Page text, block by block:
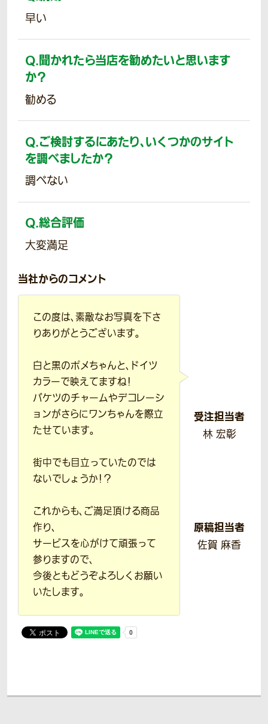
早い
Q.聞かれたら当店を勧めたいと思います
か？
勧める
Q.ご検討するにあたり、いくつかのサイト
を調べましたか？
調べない
Q.総合評価
大変満足
当社からのコメント
この度は、素敵なお写真を下さ
りありがとうございます。
白と黒のポメちゃんと、ドイツ
カラーで映えてますね！
バケツのチャームやデコレーシ
ョンがさらにワンちゃんを際立
たせています。
街中でも目立っていたのでは
ないでしょうか！？
これからも、ご満足頂ける商品
作り、
サービスを心がけて頑張って
参りますので、
今後ともどうぞよろしくお願い
いたします。
受注担当者
林 宏彰
原稿担当者
佐賀 麻香